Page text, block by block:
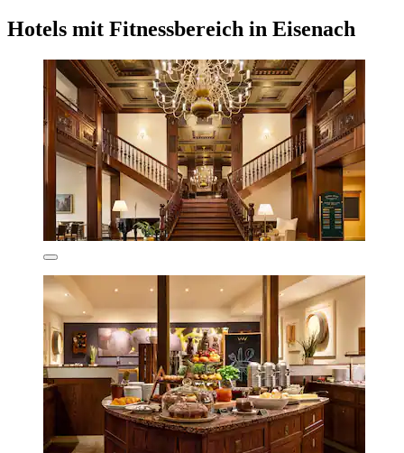
Hotels mit Fitnessbereich in Eisenach